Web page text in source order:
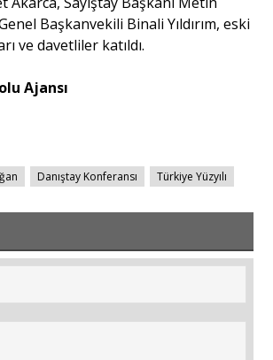
Başkanvekili Binali Yıldırım, eski
ve davetliler katıldı.
Ajansı
Danıştay Konferansı Türkiye Yüzyılı